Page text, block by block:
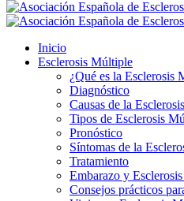
Inicio
Esclerosis Múltiple
¿Qué es la Esclerosis
Diagnóstico
Causas de la
Tipos de Esclerosis
Pronóstico
Síntomas de la
Tratamiento
Embarazo y
Consejos prácticos